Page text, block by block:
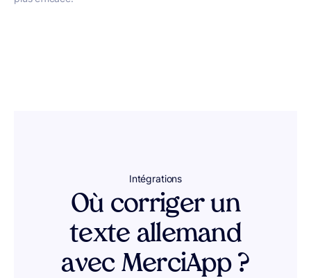
Intégrations
Où corriger un
texte allemand
avec MerciApp ?